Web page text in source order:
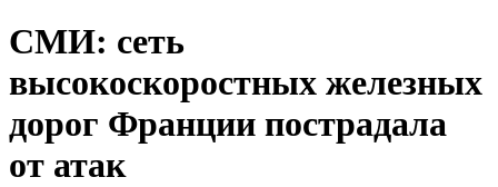
СМИ: сеть
высокоскоростных железных
дорог Франции пострадала
от атак